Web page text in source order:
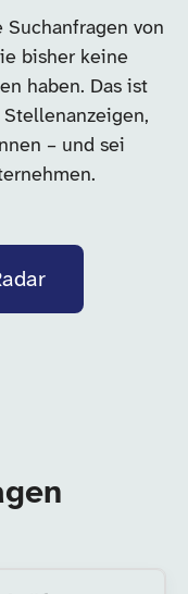
von
bisher keine
haben. Das ist
– und sei